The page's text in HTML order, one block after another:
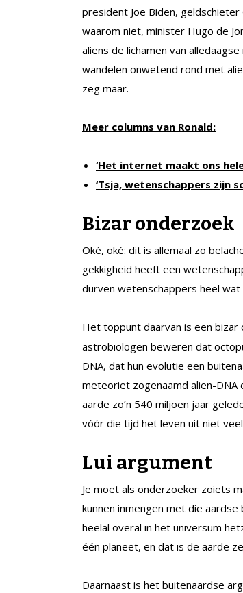
president Joe Biden, geldschieter
waarom niet, minister Hugo de
aliens de lichamen van
wandelen onwetend rond met
zeg maar.
Meer columns van Ronald:
‘Het internet maakt ons
‘Tsja, wetenschappers zijn
Bizar onderzoek
Oké, oké: dit is allemaal zo
gekkigheid heeft een
durven wetenschappers heel
Het toppunt daarvan is een bizar
astrobiologen beweren dat
DNA, dat hun evolutie een
meteoriet zogenaamd alien-
aarde zo’n 540 miljoen jaar
vóór die tijd het leven uit niet
Lui argument
Je moet als onderzoeker zoiets
kunnen inmengen met die
heelal overal in het universum
één planeet, en dat is de aarde
Daarnaast is het buitenaardse